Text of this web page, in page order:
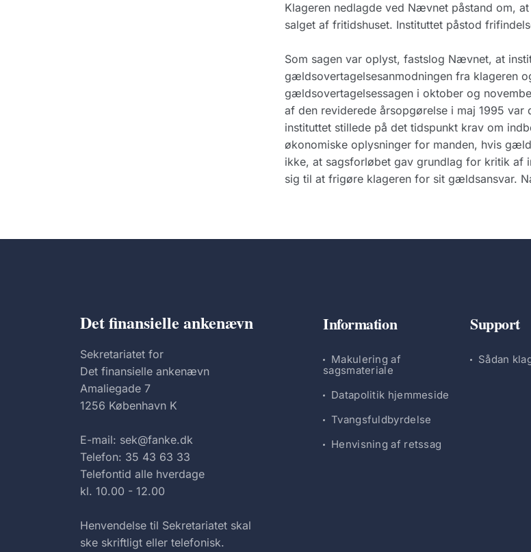
Klageren nedlagde ved Nævnet påstand om,
salget af fritidshuset. Instituttet påstod
Som sagen var oplyst, fastslog Nævnet, at
gældsovertagelsesanmodningen fra klageren
gældsovertagelsessagen i oktober og
af den reviderede årsopgørelse i maj 1995
instituttet stillede på det tidspunkt krav om
økonomiske oplysninger for manden, hvis
ikke, at sagsforløbet gav grundlag for kritik af
sig til at frigøre klageren for sit gældsansvar.
Det finansielle ankenævn
Sekretariatet for
Det finansielle ankenævn
Amaliegade 7
1256 København K
E-mail: sek@fanke.dk
Telefon: 35 43 63 33
Telefontid alle hverdage
kl. 10.00 - 12.00
Henvendelse til Sekretariatet skal
ske skriftligt eller telefonisk.
Information
Makulering af
sagsmateriale
Datapolitik hjemmeside
Tvangsfuldbyrdelse
Henvisning af retssag
Support
Sådan